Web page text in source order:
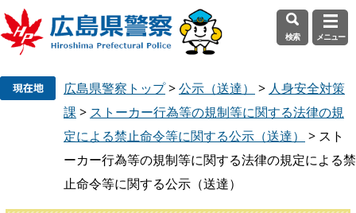
検索 メニュー
広島県警察トップ>公示（送達） > 人身安全対策
課> ストーカー行為等の規制等に関する法律の規
定による禁止命令等に関する公示（送達）
> スト
ーカー行為等の規制等に関する法律の規定による禁
止命令等に関する公示（送達）